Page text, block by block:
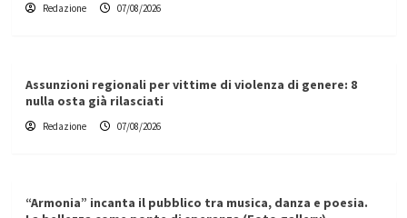
Redazione 07/08/2026
Assunzioni regionali per vittime di violenza di genere: 8
nulla osta già rilasciati
Redazione 07/08/2026
“Armonia” incanta il pubblico tra musica, danza e poesia.